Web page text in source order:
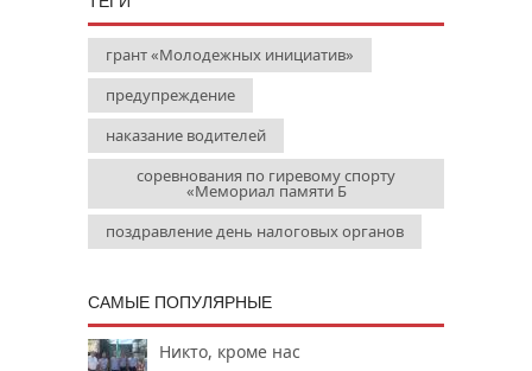
грант «Молодежных инициатив»
предупреждение
наказание водителей
соревнования по гиревому спорту
«Мемориал памяти Б
поздравление день налоговых органов
САМЫЕ ПОПУЛЯРНЫЕ
Никто, кроме нас